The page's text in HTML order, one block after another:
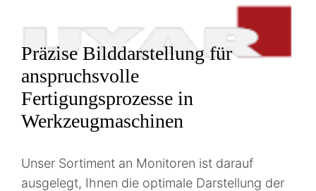
Produkte
Präzise Bilddarstellung für
anspruchsvolle
Fertigungsprozesse in
Werkzeugmaschinen
Unser Sortiment an Monitoren ist darauf
ausgelegt, Ihnen die optimale Darstellung der